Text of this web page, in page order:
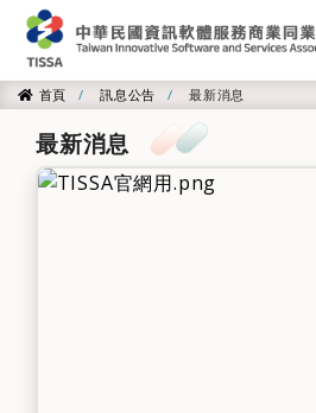
首頁
首頁 訊息公告 最新消息
最新消息